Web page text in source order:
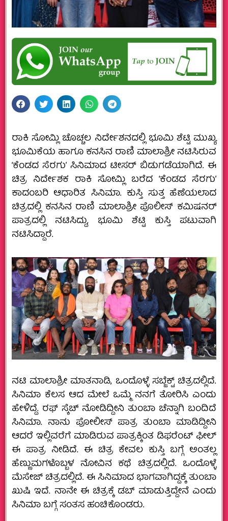
ರಾಕಿ ಸೋಮ್ಲಿ ಚೊಚ್ಚಲ ನಿರ್ದೇಶನದಲ್ಲಿ ಭೂಮಿ ಶೆಟ್ಟಿ ಮುಖ್ಯ
ಭೂಮಿಕೆಯ ಹಾಗೂ ಕನಸಿನ ರಾಣಿ ಮಾಲಾಶ್ರೀ ನಟಿಸಿರುವ
‘ಕೆಂಡದ ಸೆರಗು’ ಸಿನಿಮಾದ ಟೀಸರ್ ಬಿಡುಗಡೆಯಾಗಿದೆ. ಈ
ಚಿತ್ರ ನಿರ್ದೇಶಕ ರಾಕಿ ಸೋಮ್ಲಿ ಬರೆದ ‘ಕೆಂಡದ ಸೆರಗು’
ಕಾದಂಬರಿ ಆಧಾರಿತ ಸಿನಿಮಾ. ಕುಸ್ತಿ ಸುತ್ತ ಹೆಣೆಯಲಾದ
ಚಿತ್ರದಲ್ಲಿ ಕನಸಿನ ರಾಣಿ ಮಾಲಾಶ್ರೀ ಪೊಲೀಸ್ ಕಮಿಷನರ್
ಪಾತ್ರದಲ್ಲಿ ನಟಿಸಿದ್ದು, ಭೂಮಿ ಶೆಟ್ಟಿ ಕುಸ್ತಿ ಪಟುವಾಗಿ
ನಟಿಸಿದ್ದಾರೆ.
ನಟಿ ಮಾಲಾಶ್ರೀ ಮಾತನಾಡಿ, ಒಂದೊಳ್ಳೆ ಸಬ್ಜೆಕ್ಟ್ ಚಿತ್ರದಲ್ಲಿದೆ.
ಸಿನಿಮಾ ಕೆಲಸ ಆದ ಮೇಲೆ ಒಮ್ಮೆ ನನಗೆ ತೋರಿಸಿ ಎಂದು
ಹೇಳಿದ್ದೆ. ರಫ್ ಸ್ಕೆಚ್ ನೋಡಿದ್ದೀನಿ ತುಂಬಾ ಚೆನ್ನಾಗಿ ಬಂದಿದೆ
ಸಿನಿಮಾ. ನಾನು ಪೋಲೀಸ್ ಪಾತ್ರ ತುಂಬಾ ಮಾಡಿದ್ದೀನಿ
ಆದರೆ ಇಲ್ಲಿವರೆಗೆ ಮಾಡಿರುವ ಪಾತ್ರಕ್ಕಿಂತ ಡಿಫರೆಂಟ್ ಫೀಲ್
ಈ ಪಾತ್ರ ನೀಡಿದೆ. ಈ ಚಿತ್ರ ಕೇವಲ ಕುಸ್ತಿ ಬಗ್ಗೆ ಅಂತಲ್ಲ
ಹೆಣ್ಣುಮಗಳೊಬ್ಬಳ ನೋವಿನ ಕಥೆ ಚಿತ್ರದಲ್ಲಿದೆ. ಒಂದೊಳ್ಳೆ
ಮೆಸೇಜ್ ಚಿತ್ರದಲ್ಲಿದೆ. ಈ ಸಿನಿಮಾದ ಭಾಗವಾಗಿದ್ದಕ್ಕೆ ತುಂಬಾ
ಖುಷಿ ಇದೆ. ನಾನೇ ಈ ಚಿತ್ರಕ್ಕೆ ಡಬ್ ಮಾಡುತ್ತಿದ್ದೇನೆ ಎಂದು
ಸಿನಿಮಾ ಬಗ್ಗೆ ಸಂತಸ ಹಂಚಿಕೊಂಡರು.